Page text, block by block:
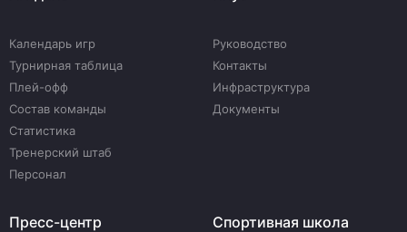
Календарь игр
Турнирная таблица
Плей-офф
Состав команды
Статистика
Тренерский штаб
Персонал
Руководство
Контакты
Инфраструктура
Документы
Пресс-центр Спортивная школа